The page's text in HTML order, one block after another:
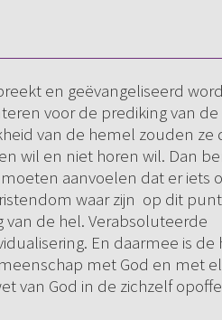
en geëvangeliseerd
voor de prediking van
van de hemel zouden ze
wil en niet horen wil. Dan
aanvoelen dat er iets
waar zijn op dit
de hel. Verabsoluteerde
En daarmee is de
met God en met
van God in de zichzelf